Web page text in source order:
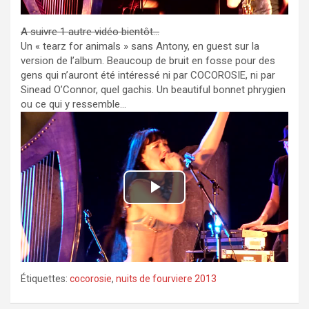
o
a
y
V
i
d
e
o
A suivre 1 autre vidéo bientôt…
Un « tearz for animals » sans Antony, en guest sur la
version de l’album. Beaucoup de bruit en fosse pour des
gens qui n’auront été intéressé ni par COCOROSIE, ni par
Sinead O’Connor, quel gachis. Un beautiful bonnet phrygien
ou ce qui y ressemble…
P
l
a
Étiquettes: cocorosie, nuits de fourviere 2013